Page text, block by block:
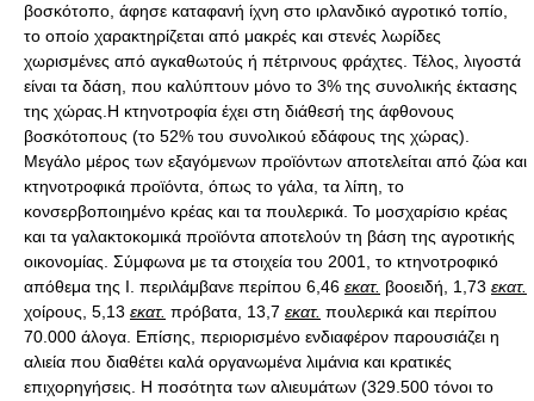
βοσκότοπο, άφησε καταφανή ίχνη στο ιρλανδικό αγροτικό τοπίο,
το οποίο χαρακτηρίζεται από μακρές και στενές λωρίδες
χωρισμένες από αγκαθωτούς ή πέτρινους φράχτες. Τέλος, λιγοστά
είναι τα δάση, που καλύπτουν μόνο το 3% της συνολικής έκτασης
της χώρας.Η κτηνοτροφία έχει στη διάθεσή της άφθονους
βοσκότοπους (το 52% του συνολικού εδάφους της χώρας).
Μεγάλο μέρος των εξαγόμενων προϊόντων αποτελείται από ζώα και
κτηνοτροφικά προϊόντα, όπως το γάλα, τα λίπη, το
κονσερβοποιημένο κρέας και τα πουλερικά. Το μοσχαρίσιο κρέας
και τα γαλακτοκομικά προϊόντα αποτελούν τη βάση της αγροτικής
οικονομίας. Σύμφωνα με τα στοιχεία του 2001, το κτηνοτροφικό
απόθεμα της Ι. περιλάμβανε περίπου 6,46 εκατ. βοοειδή, 1,73 εκατ.
χοίρους, 5,13 εκατ. πρόβατα, 13,7 εκατ. πουλερικά και περίπου
70.000 άλογα. Επίσης, περιορισμένο ενδιαφέρον παρουσιάζει η
αλιεία που διαθέτει καλά οργανωμένα λιμάνια και κρατικές
επιχορηγήσεις. Η ποσότητα των αλιευμάτων (329.500 τόνοι το